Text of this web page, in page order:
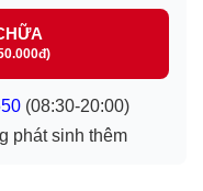
(08:30-20:00)
phát sinh thêm